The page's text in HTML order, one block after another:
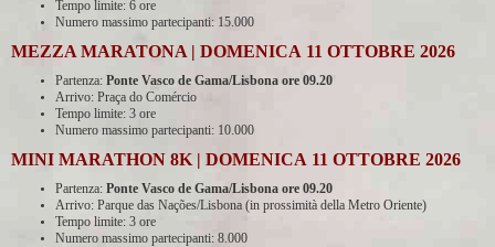
Tempo limite: 6 ore
Numero massimo partecipanti: 15.000
MEZZA MARATONA | DOMENICA 11 OTTOBRE 2026
Partenza: Ponte Vasco de Gama/Lisbona ore 09.20
Arrivo: Praça do Comércio
Tempo limite: 3 ore
Numero massimo partecipanti: 10.000
MINI MARATHON 8K | DOMENICA 11 OTTOBRE 2026
Partenza: Ponte Vasco de Gama/Lisbona ore 09.20
Arrivo: Parque das Nações/Lisbona (in prossimità della Metro Oriente)
Tempo limite: 3 ore
Numero massimo partecipanti: 8.000